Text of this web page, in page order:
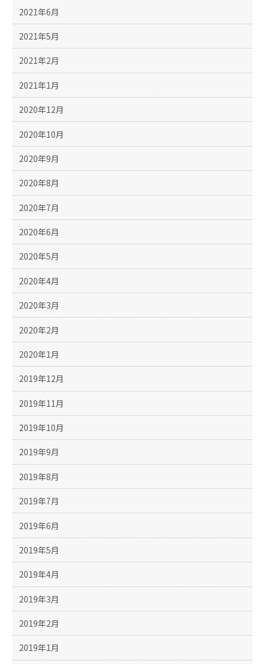
2021年6月
2021年5月
2021年2月
2021年1月
2020年12月
2020年10月
2020年9月
2020年8月
2020年7月
2020年6月
2020年5月
2020年4月
2020年3月
2020年2月
2020年1月
2019年12月
2019年11月
2019年10月
2019年9月
2019年8月
2019年7月
2019年6月
2019年5月
2019年4月
2019年3月
2019年2月
2019年1月